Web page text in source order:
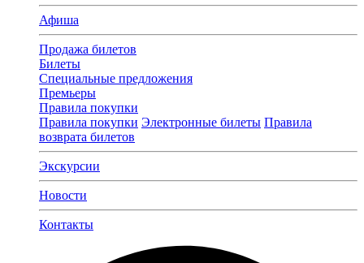
Афиша
Продажа билетов
Билеты
Специальные предложения
Премьеры
Правила покупки
Правила покупки Электронные билеты Правила
возврата билетов
Экскурсии
Новости
Контакты